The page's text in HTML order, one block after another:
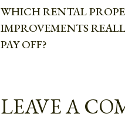
WHICH RENTAL
IMPROVEMENTS
PAY OFF?
LEAVE A